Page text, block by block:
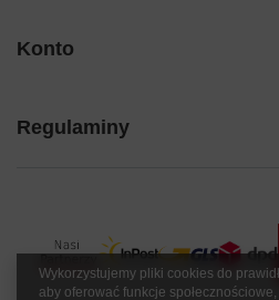
Konto
Regulaminy
Wykorzystujemy pliki cookies do
aby oferować funkcje